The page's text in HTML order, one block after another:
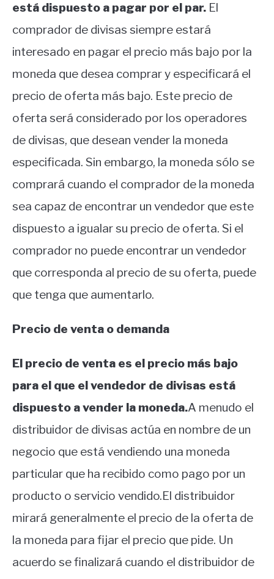
está dispuesto a pagar por el par. El
comprador de divisas siempre estará
interesado en pagar el precio más bajo por la
moneda que desea comprar y especificará el
precio de oferta más bajo. Este precio de
oferta será considerado por los operadores
de divisas, que desean vender la moneda
especificada. Sin embargo, la moneda sólo se
comprará cuando el comprador de la moneda
sea capaz de encontrar un vendedor que este
dispuesto a igualar su precio de oferta. Si el
comprador no puede encontrar un vendedor
que corresponda al precio de su oferta, puede
que tenga que aumentarlo.
Precio de venta o demanda
El precio de venta es el precio más bajo
para el que el vendedor de divisas está
dispuesto a vender la moneda.A menudo el
distribuidor de divisas actúa en nombre de un
negocio que está vendiendo una moneda
particular que ha recibido como pago por un
producto o servicio vendido.El distribuidor
mirará generalmente el precio de la oferta de
la moneda para fijar el precio que pide. Un
acuerdo se finalizará cuando el distribuidor de